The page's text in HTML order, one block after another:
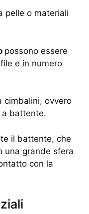
pelle o materiali
possono essere
e in numero
cimbalini, ovvero
a battente.
il battente, che
una grande sfera
con la